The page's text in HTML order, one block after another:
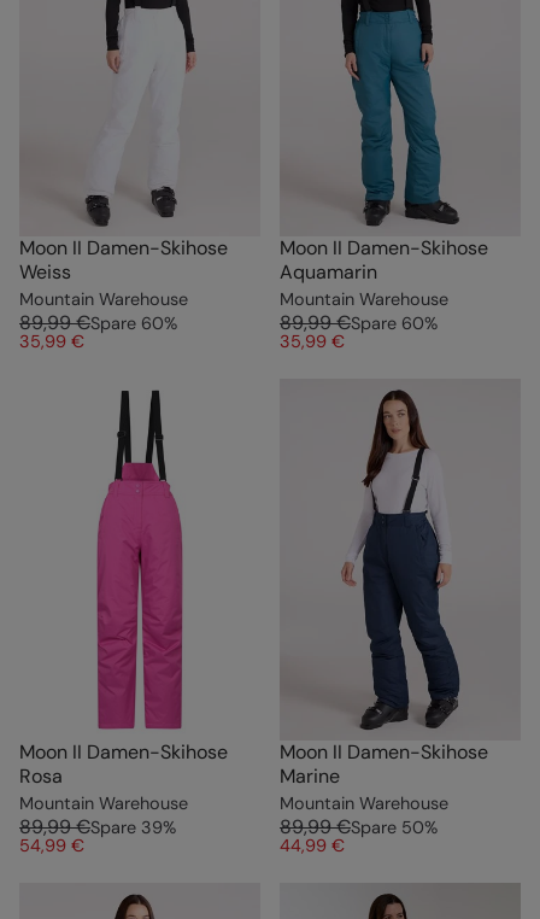
Moon II Damen-Skihose
Weiss
Mountain Warehouse
89,99 €Spare 60%
35,99 €
Moon II Damen-Skihose
Aquamarin
Mountain Warehouse
89,99 €Spare 60%
35,99 €
Moon II Damen-Skihose
Rosa
Mountain Warehouse
89,99 €Spare 39%
54,99 €
Moon II Damen-Skihose
Marine
Mountain Warehouse
89,99 €Spare 50%
44,99 €